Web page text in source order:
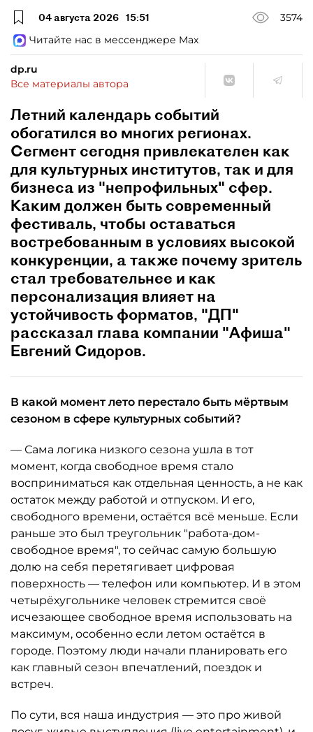
04 августа 2026 15:51
3574
Читайте нас в мессенджере Max
dp.ru
Все материалы автора
Летний календарь событий
обогатился во многих регионах.
Сегмент сегодня привлекателен как
для культурных институтов, так и для
бизнеса из "непрофильных" сфер.
Каким должен быть современный
фестиваль, чтобы оставаться
востребованным в условиях высокой
конкуренции, а также почему зритель
стал требовательнее и как
персонализация влияет на
устойчивость форматов, "ДП"
рассказал глава компании "Афиша"
Евгений Сидоров.
В какой момент лето перестало быть мёртвым
сезоном в сфере культурных событий?
— Сама логика низкого сезона ушла в тот
момент, когда свободное время стало
восприниматься как отдельная ценность, а не как
остаток между работой и отпуском. И его,
свободного времени, остаётся всё меньше. Если
раньше это был треугольник "работа-дом-
свободное время", то сейчас самую большую
долю на себя перетягивает цифровая
поверхность — телефон или компьютер. И в этом
четырёхугольнике человек стремится своё
исчезающее свободное время использовать на
максимум, особенно если летом остаётся в
городе. Поэтому люди начали планировать его
как главный сезон впечатлений, поездок и
встреч.
По сути, вся наша индустрия — это про живой